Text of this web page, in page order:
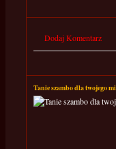
Dodaj Komentarz
Tanie szambo dla twojego